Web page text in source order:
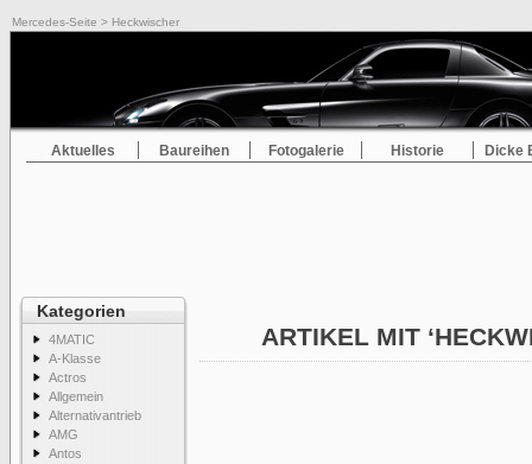
Mercedes-Seite > Heckwischer
Aktuelles Baureihen Fotogalerie Historie Dicke
Kategorien
4MATIC
A-Klasse
Actros
Allgemein
Alternativantrieb
AMG
Antos
ARTIKEL MIT